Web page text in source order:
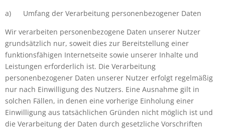
a) Umfang der Verarbeitung personenbezogener Daten
Wir verarbeiten personenbezogene Daten unserer Nutzer
grundsätzlich nur, soweit dies zur Bereitstellung einer
funktionsfähigen Internetseite sowie unserer Inhalte und
Leistungen erforderlich ist. Die Verarbeitung
personenbezogener Daten unserer Nutzer erfolgt regelmäßig
nur nach Einwilligung des Nutzers. Eine Ausnahme gilt in
solchen Fällen, in denen eine vorherige Einholung einer
Einwilligung aus tatsächlichen Gründen nicht möglich ist und
die Verarbeitung der Daten durch gesetzliche Vorschriften